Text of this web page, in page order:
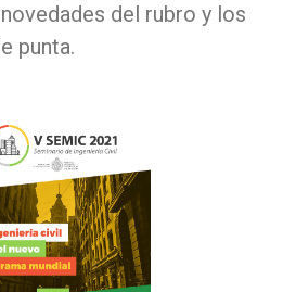
del rubro y los
punta.